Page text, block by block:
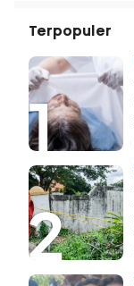
Terpopuler